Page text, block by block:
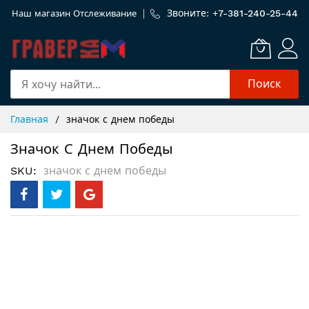
Наш магазин Отслеживание Звоните: +7-381-240-25-44
Поиск
Content
Главная значок с днем победы
Значок С Днем Победы
SKU значок с днем победы